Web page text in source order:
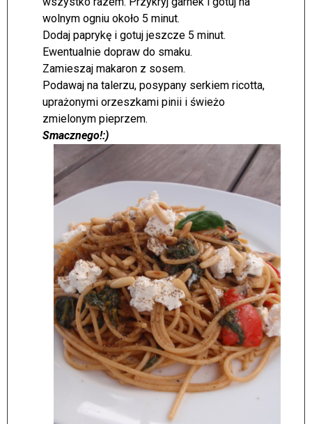
wolnym ogniu około 5 minut.
Dodaj paprykę i gotuj jeszcze 5 minut.
Ewentualnie dopraw do smaku.
Zamieszaj makaron z sosem.
Podawaj na talerzu, posypany serkiem ricotta,
uprażonymi orzeszkami pinii i świeżo
zmielonym pieprzem.
Smacznego!:)